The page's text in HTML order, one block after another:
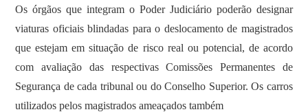
Os órgãos que integram o Poder Judiciário poderão designar
viaturas oficiais blindadas para o deslocamento de magistrados
que estejam em situação de risco real ou potencial, de acordo
com avaliação das respectivas Comissões Permanentes de
Segurança de cada tribunal ou do Conselho Superior. Os carros
utilizados pelos magistrados ameaçados também